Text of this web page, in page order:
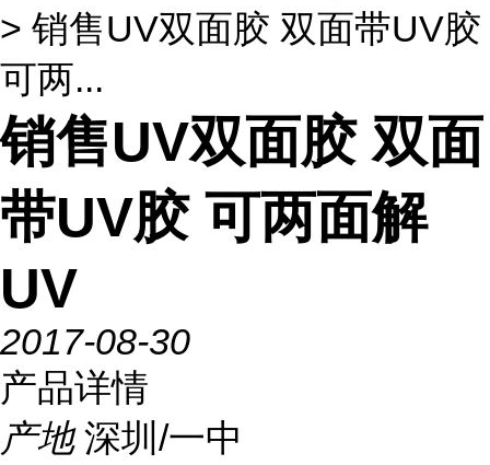
> 销售UV双面胶 双面带UV胶
可两...
销售UV双面胶 双面
带UV胶 可两面解
UV
2017-08-30
产品详情
产地 深圳/一中